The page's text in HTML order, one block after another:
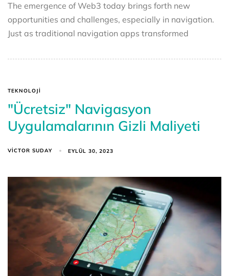
The emergence of Web3 today brings forth new
opportunities and challenges, especially in navigation.
Just as traditional navigation apps transformed
TEKNOLOJI
"Ücretsiz" Navigasyon
Uygulamalarının Gizli Maliyeti
VICTOR SUDAY EYLÜL 30, 2023